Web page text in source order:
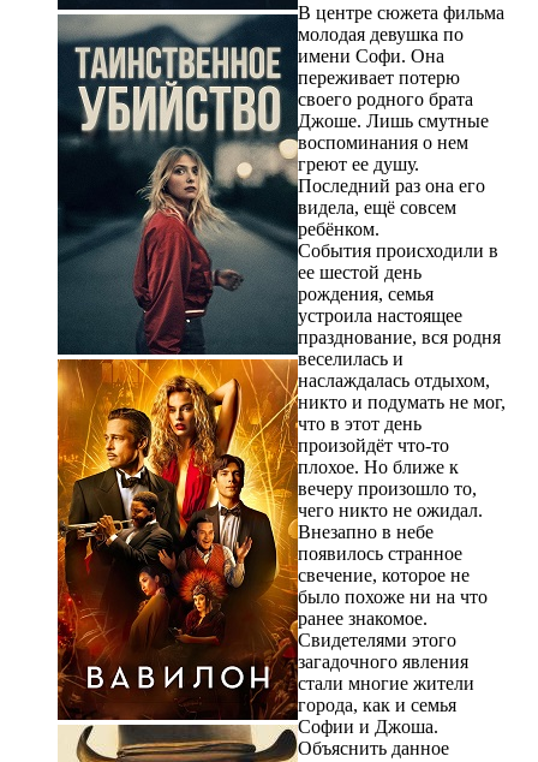
В центре сюжета фильма
молодая девушка по
имени Софи. Она
переживает потерю
своего родного брата
Джоше. Лишь смутные
воспоминания о нем
греют ее душу.
Последний раз она его
видела, ещё совсем
ребёнком.
События происходили в
ее шестой день
рождения, семья
устроила настоящее
празднование, вся родня
веселилась и
наслаждалась отдыхом,
никто и подумать не мог,
что в этот день
произойдёт что-то
плохое. Но ближе к
вечеру произошло то,
чего никто не ожидал.
Внезапно в небе
появилось странное
свечение, которое не
было похоже ни на что
ранее знакомое.
Свидетелями этого
загадочного явления
стали многие жители
города, как и семья
Софии и Джоша.
Объяснить данное